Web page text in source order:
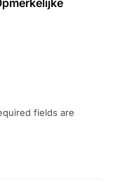
fields are